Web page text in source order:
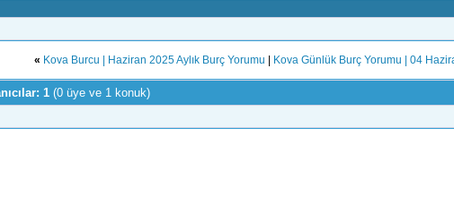
« Kova Burcu | Haziran 2025 Aylık Burç Yorumu Kova Günlük Burç Yorumu | 04
1 (0 üye ve 1 konuk)